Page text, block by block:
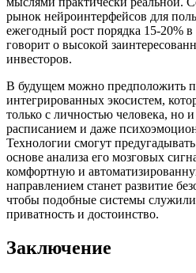
рынок нейроинтерфейсов для
ежегодный рост порядка 15-20%
говорит о высокой
инвесторов.
В будущем можно предположить
интегрированных экосистем,
только с личностью человека, но
расписанием и даже
Технологии смогут
основе анализа его мозговых
комфортную и
направлением станет развитие
чтобы подобные системы служили
приватность и достоинство.
Заключение